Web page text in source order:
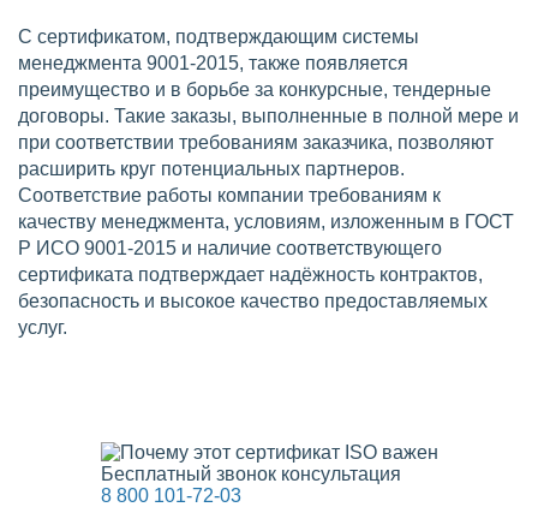
Бесплатный звонок консультация
8 800 101-72-03
С сертификатом, подтверждающим системы
менеджмента 9001-2015, также появляется
преимущество и в борьбе за конкурсные, тендерные
договоры. Такие заказы, выполненные в полной мере и
при соответствии требованиям заказчика, позволяют
расширить круг потенциальных партнеров.
Соответствие работы компании требованиям к
качеству менеджмента, условиям, изложенным в ГОСТ
Р ИСО 9001-2015 и наличие соответствующего
сертификата подтверждает надёжность контрактов,
безопасность и высокое качество предоставляемых
услуг.